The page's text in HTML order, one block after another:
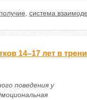
система
14–17 лет в
поведения у